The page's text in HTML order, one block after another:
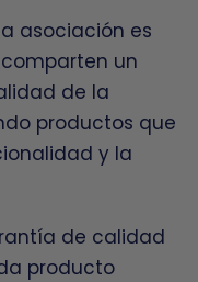
asociación es
comparten un
de la
productos que
y la
de calidad
producto